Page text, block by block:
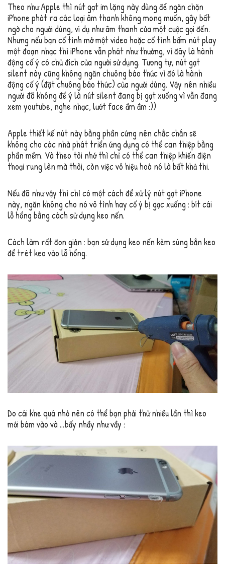
Theo như Apple thì nút gạt im lặng này dùng để ngăn chặn
iPhone phát ra các loại âm thanh không mong muốn, gây bất
ngờ cho người dùng, ví dụ như âm thanh của một cuộc gọi đến.
Nhưng nếu bạn cố tình mở một video hoặc cố tình bấm nút play
một đoạn nhạc thì iPhone vẫn phát như thường, vì đây là hành
động cố ý có chủ đích của người sử dụng. Tương tự, nút gạt
silent này cũng không ngăn chuông báo thức vì đó là hành
động cố ý (đặt chuông báo thức) của người dùng. Vậy nên nhiều
người đã không để ý là nút silent đang bị gạt xuống vì vẫn đang
xem youtube, nghe nhạc, lướt face ầm ầm :))
Apple thiết kế nút này bằng phần cứng nên chắc chắn sẽ
không cho các nhà phát triển ứng dụng có thể can thiệp bằng
phần mềm. Và theo tôi nhớ thì chỉ có thể can thiệp khiến điện
thoại rung lên mà thôi, còn việc vô hiệu hoá nó là bất khả thi.
Nếu đã như vậy thì chỉ có một cách để xử lý nút gạt iPhone
này, ngăn không cho nó vô tình hay cố ý bị gạc xuống : bít cái
lỗ hổng bằng cách sử dụng keo nến.
Cách làm rất đơn giản : bạn sử dụng keo nến kèm súng bắn keo
để trét keo vào lỗ hổng.
Do cái khe quá nhỏ nên có thể bạn phải thử nhiều lần thì keo
mới bám vào và …bấy nhầy như vầy :